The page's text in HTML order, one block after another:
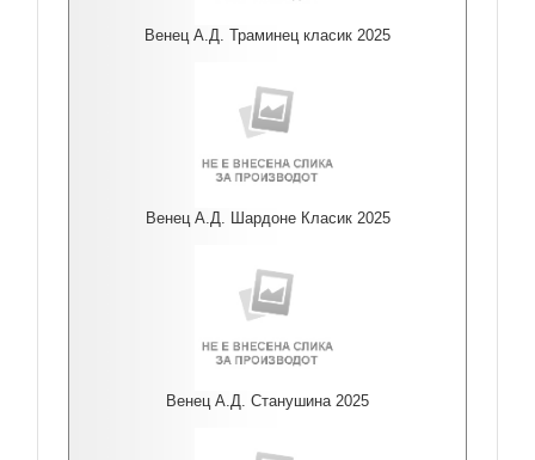
Венец А.Д. Траминец класик 2025
Венец А.Д. Шардоне Класик 2025
Венец А.Д. Станушина 2025